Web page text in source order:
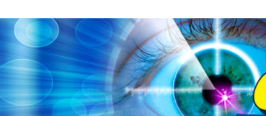
to
contentvinivida.lk